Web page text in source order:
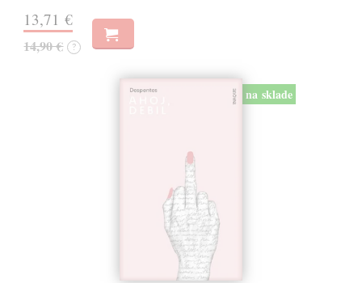
13,71 €
14,90 € ?
na sklade